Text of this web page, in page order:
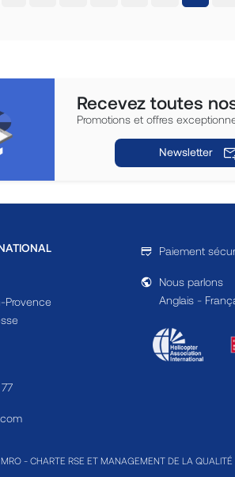
Recevez toutes
Promotions et offres
Newsletter
Provence
Paiement
Nous parlons
Anglais -
- CHARTE RSE ET MANAGEMENT DE LA QUALITÉ